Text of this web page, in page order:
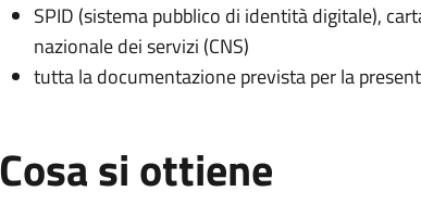
SPID (sistema pubblico di identità digitale),
nazionale dei servizi (CNS)
tutta la documentazione prevista per la
Cosa si ottiene